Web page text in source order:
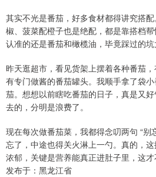
其实不光是番茄，好多食材都得讲究搭
椒、菠菜配橙子也是绝配，都是靠搭档
认准的还是番茄和橄榄油，毕竟踩过的坑
昨天逛超市，看见货架上摆着各种番茄
有专门做酱的番茄罐头。我顺手拿了袋
茄。想想以前瞎吃番茄的日子，真是又
去的，分明是浪费了。
现在每次做番茄菜，我都得念叨两句 “别
忘了，中途也得关火淋上一勺。真的，
浓郁，关键是营养能真正进肚子里，这才
发布于：黑龙江省